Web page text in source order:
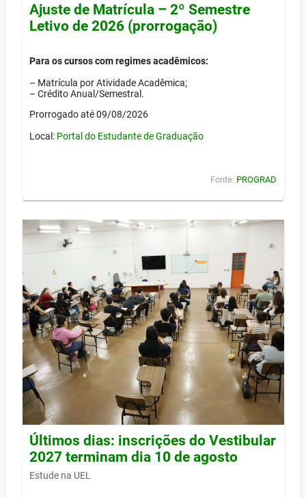
Ajuste de Matrícula – 2º Semestre
Letivo de 2026 (prorrogação)
Para os cursos com regimes acadêmicos:
– Matrícula por Atividade Acadêmica;
– Crédito Anual/Semestral.
Prorrogado até 09/08/2026
Local: Portal do Estudante de Graduação
Fonte: PROGRAD
Últimos dias: inscrições do Vestibular
2027 terminam dia 10 de agosto
Estude na UEL